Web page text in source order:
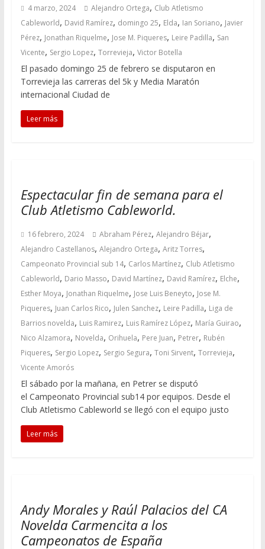
4 marzo, 2024 Alejandro Ortega, Club Atletismo
Cableworld, David Ramírez, domingo 25, Elda, Ian Soriano, Javier
Pérez, Jonathan Riquelme, Jose M. Piqueres, Leire Padilla, San
Vicente, Sergio Lopez, Torrevieja, Victor Botella
El pasado domingo 25 de febrero se disputaron en
Torrevieja las carreras del 5k y Media Maratón
internacional Ciudad de
Leer más
Espectacular fin de semana para el
Club Atletismo Cableworld.
16 febrero, 2024 Abraham Pérez, Alejandro Béjar,
Alejandro Castellanos, Alejandro Ortega, Aritz Torres,
Campeonato Provincial sub 14, Carlos Martínez, Club Atletismo
Cableworld, Dario Masso, David Martínez, David Ramírez, Elche,
Esther Moya, Jonathan Riquelme, Jose Luis Beneyto, Jose M.
Piqueres, Juan Carlos Rico, Julen Sanchez, Leire Padilla, Liga de
Barrios novelda, Luis Ramirez, Luis Ramírez López, María Guirao,
Nico Alzamora, Novelda, Orihuela, Pere Juan, Petrer, Rubén
Piqueres, Sergio Lopez, Sergio Segura, Toni Sirvent, Torrevieja,
Vicente Amorós
El sábado por la mañana, en Petrer se disputó
el Campeonato Provincial sub14 por equipos. Desde el
Club Atletismo Cableworld se llegó con el equipo justo
Leer más
Andy Morales y Raúl Palacios del CA
Novelda Carmencita a los
Campeonatos de España